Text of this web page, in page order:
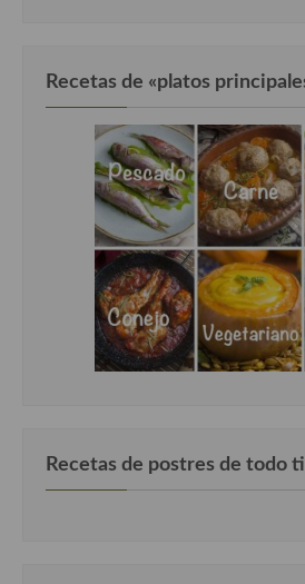
Recetas de «platos
Recetas de postres de todo